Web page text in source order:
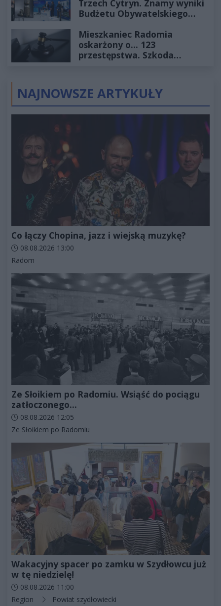
Trzech Cytryn. Znamy wyniki
Budżetu Obywatelskiego
Mieszkaniec Radomia
oskarżony o... 123
przestępstwa. Szkoda
NAJNOWSZE ARTYKUŁY
Co łączy Chopina, jazz i wiejską muzykę?
Data dodania artykułu:
08.08.2026 13:00
Kategorie artykułu:
Radom
Ze Słoikiem po Radomiu. Wsiąść do pociągu
zatłoczonego...
Data dodania artykułu:
08.08.2026 12:05
Kategorie artykułu:
Ze Słoikiem po Radomiu
Wakacyjny spacer po zamku w Szydłowcu już
w tę niedzielę!
Data dodania artykułu:
08.08.2026 11:00
Kategorie artykułu:
Region Powiat szydłowiecki